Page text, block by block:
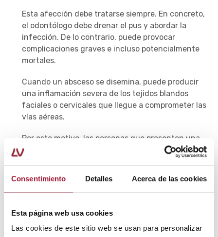
Consentimiento Detalles Acerca de las cookies
Esta página web usa cookies
Las cookies de este sitio web se usan para personalizar
Esta afección debe tratarse siempre. En concreto,
el odontólogo debe drenar el pus y abordar la
infección. De lo contrario, puede provocar
complicaciones graves e incluso potencialmente
mortales.
Cuando un absceso se disemina, puede producir
una inflamación severa de los tejidos blandos
faciales o cervicales que llegue a comprometer las
vías aéreas.
Por este motivo, las personas que presenten una
inflamación que aumente rápidamente, les cause
problemas para respirar o provoque dificultades
inmediatamente a un centro hospitalario.
acompañado de un empeoramiento del estado
general con fiebre, escalofríos, signos de